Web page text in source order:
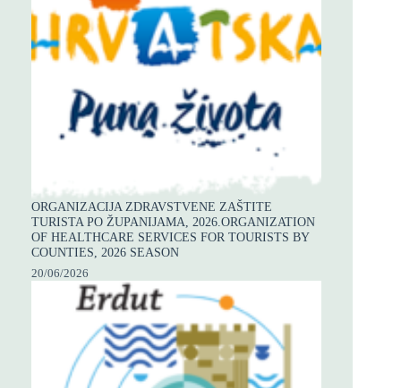
ORGANIZACIJA ZDRAVSTVENE ZAŠTITE
TURISTA PO ŽUPANIJAMA, 2026.ORGANIZATION
OF HEALTHCARE SERVICES FOR TOURISTS BY
COUNTIES, 2026 SEASON
20/06/2026